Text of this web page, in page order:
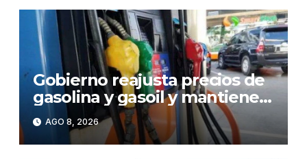
Gobierno reajusta precios de
gasolina y gasoil y mantiene
congelado el GLP
AGO 8, 2026